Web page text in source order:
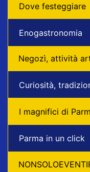
Dove festeggiare
Enogastronomia
Negozì, attività
Curiosità,
I magnifici di
Parma in un click